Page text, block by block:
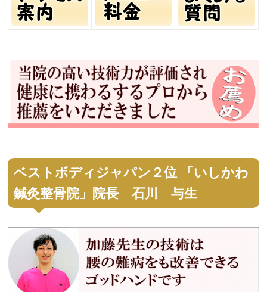
ベストボディジャパン２位 「いしかわ
鍼灸整骨院」院長 石川 与生